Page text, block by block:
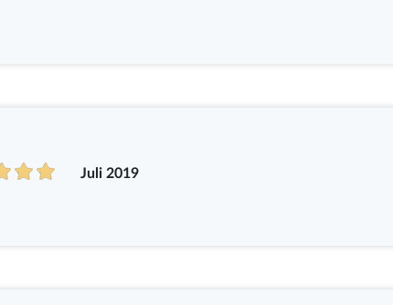
Juli 2019